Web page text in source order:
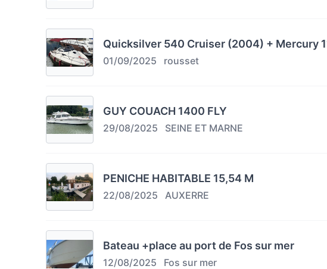
Quicksilver 540 Cruiser (2004) + Mercury
01/09/2025 rousset
GUY COUACH 1400 FLY
29/08/2025 SEINE ET MARNE
PENICHE HABITABLE 15,54 M
22/08/2025 AUXERRE
Bateau +place au port de Fos sur mer
12/08/2025 Fos sur mer